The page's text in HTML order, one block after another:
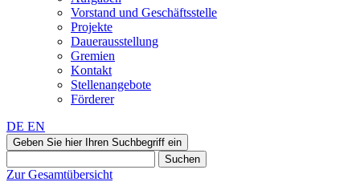
Vorstand und Geschäftsstelle
Projekte
Dauerausstellung
Gremien
Kontakt
Stellenangebote
Förderer
DE EN
Geben Sie hier Ihren Suchbegriff ein
Suchen
Zur Gesamtübersicht